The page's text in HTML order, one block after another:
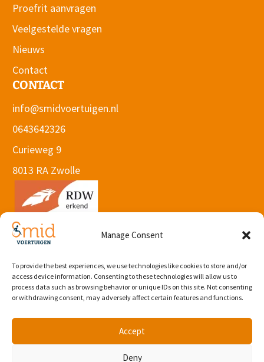
Manage Consent
To provide the best experiences, we use technologies like cookies to store and/or
access device information. Consenting to these technologies will allow us to
process data such as browsing behavior or unique IDs on this site. Not consenting
or withdrawing consent, may adversely affect certain features and functions.
Accept
Deny
Proefrit aanvragen
Veelgestelde vragen
Nieuws
Contact
CONTACT
info@smidvoertuigen.nl
0643642326
Curieweg 9
8013 RA Zwolle
© 2026 Webdesign by Subbs.
Algemene voorwaarden